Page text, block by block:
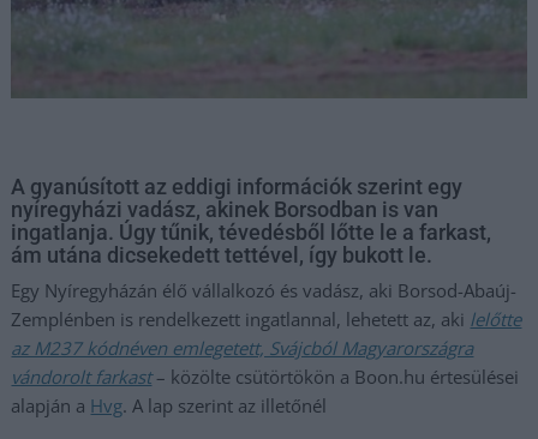
A gyanúsított az eddigi információk szerint egy
nyíregyházi vadász, akinek Borsodban is van
ingatlanja. Úgy tűnik, tévedésből lőtte le a farkast,
ám utána dicsekedett tettével, így bukott le.
Egy Nyíregyházán élő vállalkozó és vadász, aki Borsod-Abaúj-
Zemplénben is rendelkezett ingatlannal, lehetett az, aki lelőtte
az M237 kódnéven emlegetett, Svájcból Magyarországra
vándorolt farkast– közölte csütörtökön a Boon.hu értesülései
alapján a Hvg. A lap szerint az illetőnél